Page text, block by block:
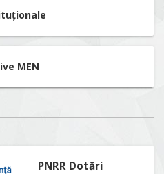
MEN
PNRR Dotări